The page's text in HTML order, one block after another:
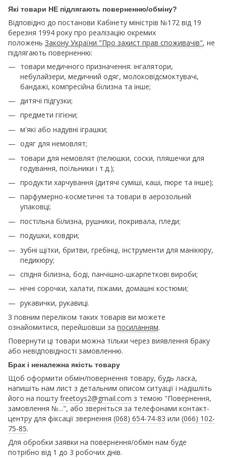
Які товари НЕ підлягають поверненню/обміну?
Відповідно до постанови Кабінету міністрів №172 від 19
березня 1994 року про реалізацію окремих
положень Закону України "Про захист прав споживачів", не
підлягають поверненню:
товари медичного призначення: інгалятори,
небулайзери, медичний одяг, молоковідсмоктувачі,
бандажі, компресійна білизна та інше;
дитячі підгузки;
предмети гігієни;
м'які або надувні іграшки;
одяг для немовлят;
товари для немовлят (пелюшки, соски, пляшечки для
годування, поїльники і т.д.);
продукти харчування (дитячі суміші, каші, пюре та інше);
парфумерно-косметичні та товари в аерозольній
упаковці;
постільна білизна, рушники, покривала, пледи;
подушки, ковдри;
зубні щітки, бритви, гребінці, інструменти для манікюру,
педикюру;
спідня білизна, боді, панчішно-шкарпеткові вироби;
нічні сорочки, халати, піжами, домашні костюми;
рукавички, рукавиці.
З повним переліком таких товарів ви можете
ознайомитися, перейшовши за посиланням.
Повернути ці товари можна тільки через виявлення браку
або невідповідності замовленню.
Брак і неналежна якість товару
Щоб оформити обмін/повернення товару, будь ласка,
напишіть нам лист з детальним описом ситуації і надішліть
його на пошту freetoys2@gmail.com з темою "Повернення,
замовлення №...", або зверніться за телефонами контакт-
центру для фіксації звернення (068) 654-74-83 или (066) 102-
75-85.
Для обробки заявки на повернення/обмін нам буде
потрібно від 1 до 3 робочих днів.